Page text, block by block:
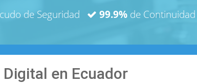
de Seguridad 99.9%de Continuidad
en Ecuador